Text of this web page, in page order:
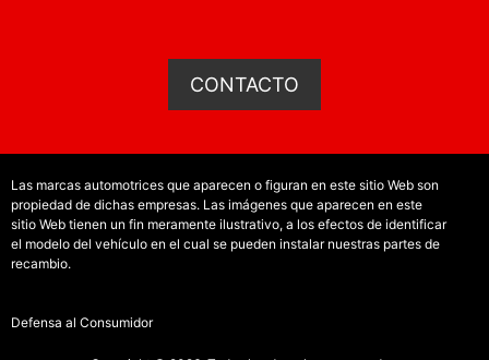
CONTACTO
Las marcas automotrices que aparecen o figuran en este sitio Web son
propiedad de dichas empresas. Las imágenes que aparecen en este
sitio Web tienen un fin meramente ilustrativo, a los efectos de identificar
el modelo del vehículo en el cual se pueden instalar nuestras partes de
recambio.
Defensa al Consumidor